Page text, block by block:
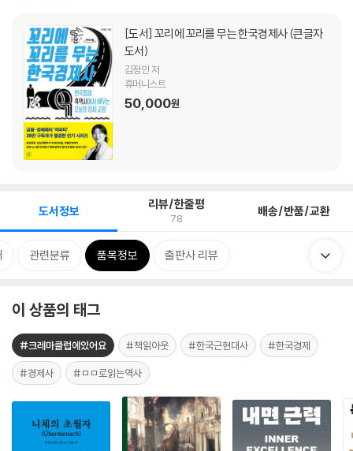
[도서]
도서)
김정인 저
휴머니스트
50,000원
도서정보 리뷰/한줄평
78 배송/반품/교환
관련분류 품목정보 출판사 리뷰
이 상품의 태그
#크레마클럽에있어요 #책읽아웃 #한국근현대사 #한국경제
#경제사 #ㅁㅁ로읽는역사